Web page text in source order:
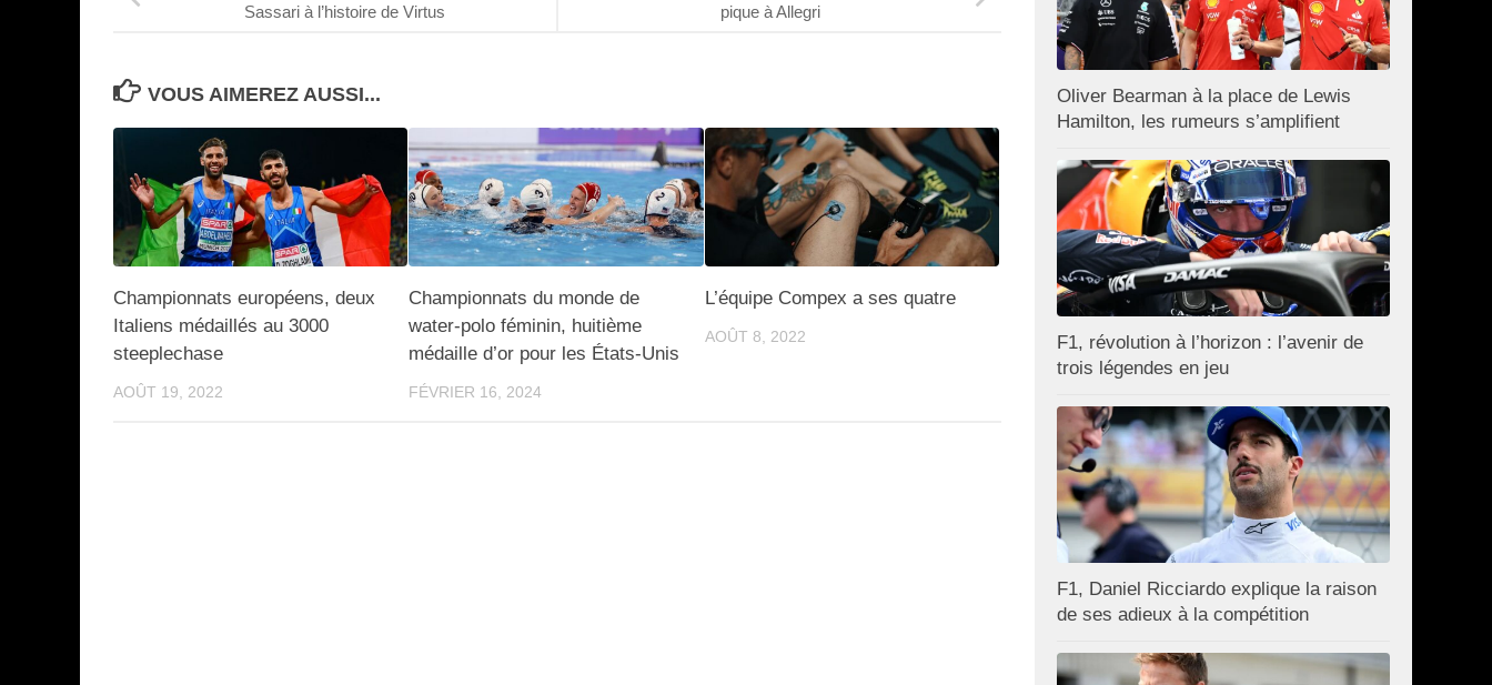
pique à Allegri
Sassari à l’histoire de Virtus
VOUS AIMEREZ AUSSI...
Championnats européens, deux
Italiens médaillés au 3000
steeplechase
AOÛT 19, 2022
Championnats du monde de
water-polo féminin, huitième
médaille d’or pour les États-Unis
FÉVRIER 16, 2024
L’équipe Compex a ses quatre
AOÛT 8, 2022
Oliver Bearman à la place de Lewis
Hamilton, les rumeurs s’amplifient
F1, révolution à l’horizon : l’avenir de
trois légendes en jeu
F1, Daniel Ricciardo explique la raison
de ses adieux à la compétition